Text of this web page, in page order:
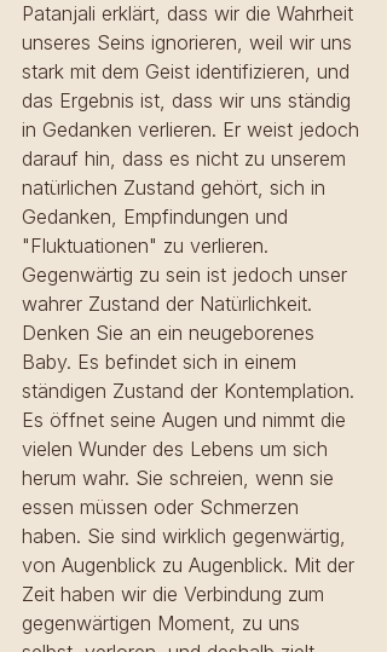
Patanjali erklärt, dass wir die Wahrheit
unseres Seins ignorieren, weil wir uns
stark mit dem Geist identifizieren, und
das Ergebnis ist, dass wir uns ständig
in Gedanken verlieren. Er weist jedoch
darauf hin, dass es nicht zu unserem
natürlichen Zustand gehört, sich in
Gedanken, Empfindungen und
"Fluktuationen" zu verlieren.
Gegenwärtig zu sein ist jedoch unser
wahrer Zustand der Natürlichkeit.
Denken Sie an ein neugeborenes
Baby. Es befindet sich in einem
ständigen Zustand der Kontemplation.
Es öffnet seine Augen und nimmt die
vielen Wunder des Lebens um sich
herum wahr. Sie schreien, wenn sie
essen müssen oder Schmerzen
haben. Sie sind wirklich gegenwärtig,
von Augenblick zu Augenblick. Mit der
Zeit haben wir die Verbindung zum
gegenwärtigen Moment, zu uns